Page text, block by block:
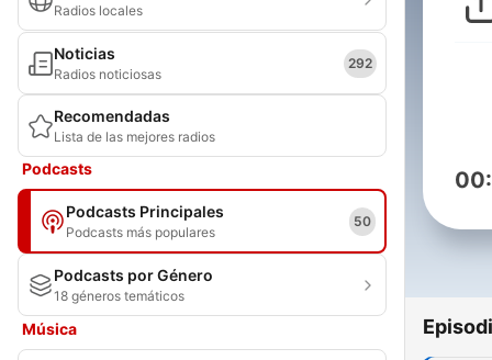
Radios locales
Noticias
Radios noticiosas
292
Recomendadas
Lista de las mejores radios
Podcasts
Podcasts Principales
Podcasts más populares
50
Podcasts por Género
18 géneros temáticos
Música